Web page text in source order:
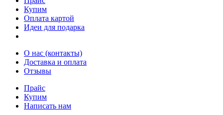
Купим
Оплата картой
Идеи для подарка
О нас (контакты)
Доставка и оплата
Отзывы
Прайс
Купим
Написать нам